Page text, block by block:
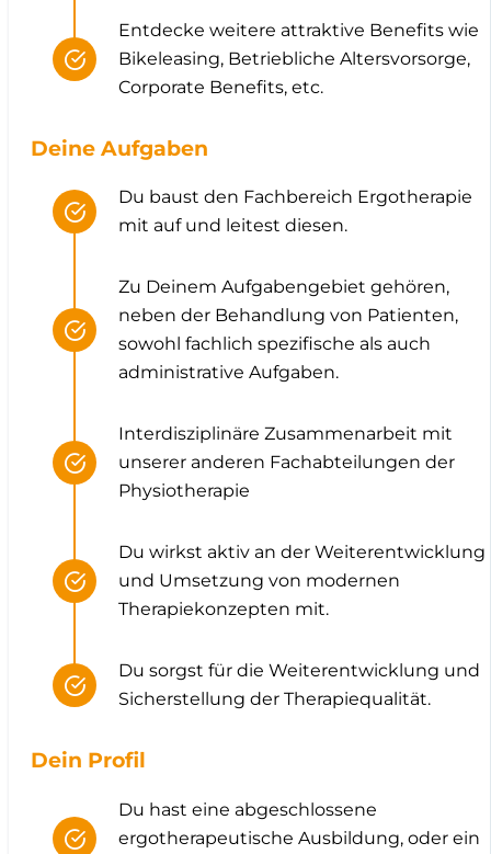
Entdecke weitere attraktive Benefits wie
Bikeleasing, Betriebliche Altersvorsorge,
Corporate Benefits, etc.
Deine Aufgaben
Du baust den Fachbereich Ergotherapie
mit auf und leitest diesen.
Zu Deinem Aufgabengebiet gehören,
neben der Behandlung von Patienten,
sowohl fachlich spezifische als auch
administrative Aufgaben.
Interdisziplinäre Zusammenarbeit mit
unserer anderen Fachabteilungen der
Physiotherapie
Du wirkst aktiv an der Weiterentwicklung
und Umsetzung von modernen
Therapiekonzepten mit.
Du sorgst für die Weiterentwicklung und
Sicherstellung der Therapiequalität.
Dein Profil
Du hast eine abgeschlossene
ergotherapeutische Ausbildung, oder ein